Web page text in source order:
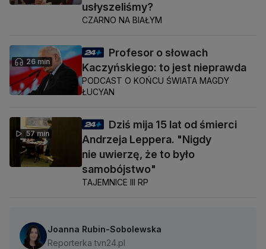
usłyszeliśmy?
CZARNO NA BIAŁYM
26 min
Profesor o słowach
Kaczyńskiego: to jest nieprawda
PODCAST O KOŃCU ŚWIATA MAGDY
ŁUCYAN
57 min
Dziś mija 15 lat od śmierci
Andrzeja Leppera. "Nigdy
nie uwierzę, że to było
samobójstwo"
TAJEMNICE III RP
Joanna Rubin-Sobolewska
Reporterka tvn24.pl